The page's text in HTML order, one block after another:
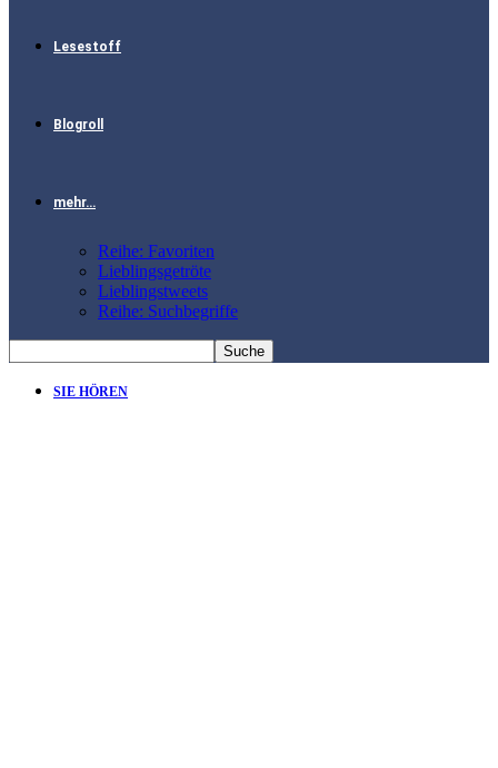
Lesestoff
Blogroll
mehr…
Reihe: Favoriten
Lieblingsgetröte
Lieblingstweets
Reihe: Suchbegriffe
SIE HÖREN